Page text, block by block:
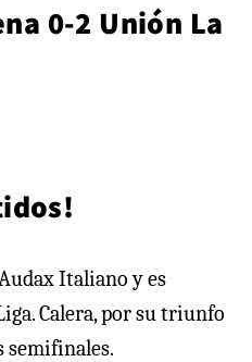
0-2 Unión La
Calera, por su triunfo
semifinales.